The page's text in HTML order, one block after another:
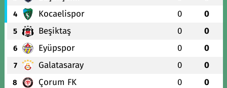
4 Kocaelispor 0 0
5 Beşiktaş 0 0
6 Eyüpspor 0 0
7 Galatasaray 0 0
8 Çorum FK 0 0